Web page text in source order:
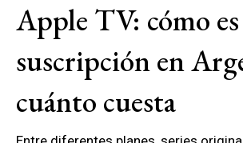
Apple TV: cómo
suscripción en
cuánto cuesta